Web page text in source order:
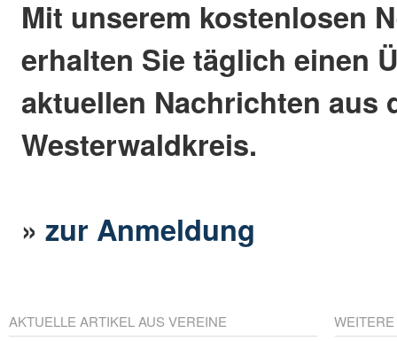
Mit unserem kostenlosen
erhalten Sie täglich einen
aktuellen Nachrichten aus
Westerwaldkreis.
»zur Anmeldung
AKTUELLE ARTIKEL AUS VEREINE